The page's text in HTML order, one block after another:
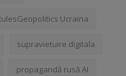
Ucraina
supravietuire digitala
propagandă rusă AI